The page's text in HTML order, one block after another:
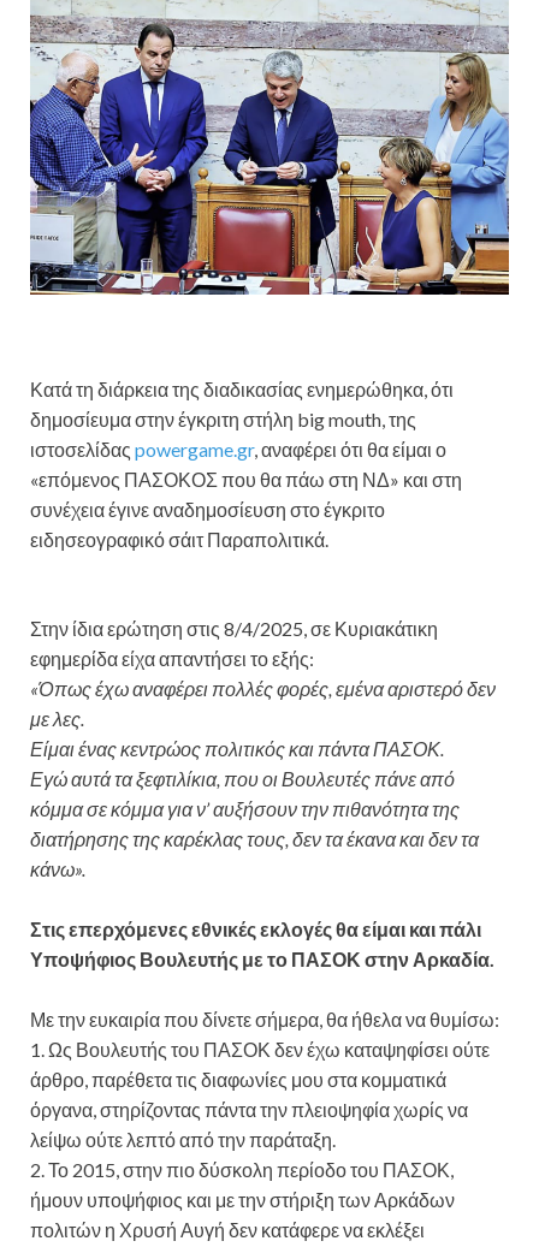
Κατά τη διάρκεια της διαδικασίας ενημερώθηκα, ότι
δημοσίευμα στην έγκριτη στήλη big mouth, της
ιστοσελίδας powergame.gr, αναφέρει ότι θα είμαι ο
«επόμενος ΠΑΣΟΚΟΣ που θα πάω στη ΝΔ» και στη
συνέχεια έγινε αναδημοσίευση στο έγκριτο
ειδησεογραφικό σάιτ Παραπολιτικά.
Στην ίδια ερώτηση στις 8/4/2025, σε Κυριακάτικη
εφημερίδα είχα απαντήσει το εξής:
«Όπως έχω αναφέρει πολλές φορές, εμένα αριστερό δεν
με λες.
Είμαι ένας κεντρώος πολιτικός και πάντα ΠΑΣΟΚ.
Εγώ αυτά τα ξεφτιλίκια, που οι Βουλευτές πάνε από
κόμμα σε κόμμα για ν’ αυξήσουν την πιθανότητα της
διατήρησης της καρέκλας τους, δεν τα έκανα και δεν τα
κάνω».
Στις επερχόμενες εθνικές εκλογές θα είμαι και πάλι
Υποψήφιος Βουλευτής με το ΠΑΣΟΚ στην Αρκαδία.
Με την ευκαιρία που δίνετε σήμερα, θα ήθελα να θυμίσω:
1. Ως Βουλευτής του ΠΑΣΟΚ δεν έχω καταψηφίσει ούτε
άρθρο, παρέθετα τις διαφωνίες μου στα κομματικά
όργανα, στηρίζοντας πάντα την πλειοψηφία χωρίς να
λείψω ούτε λεπτό από την παράταξη.
2. Το 2015, στην πιο δύσκολη περίοδο του ΠΑΣΟΚ,
ήμουν υποψήφιος και με την στήριξη των Αρκάδων
πολιτών η Χρυσή Αυγή δεν κατάφερε να εκλέξει